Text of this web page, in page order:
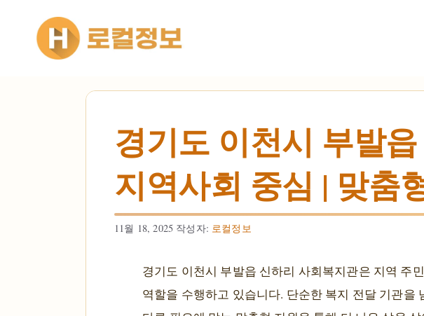
건너뛰기
경기도 이천시 부발
지역사회 중심 | 맞춤
11월 18, 2025 작성자: 로컬정보
경기도 이천시 부발읍 신하리 사회복지관은 지역 주
역할을 수행하고 있습니다. 단순한 복지 전달 기관